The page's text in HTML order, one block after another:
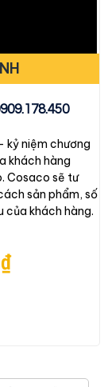
kỷ niệm chương
khách hàng
Cosaco sẽ tư
sản phẩm, số
của khách hàng.
₫